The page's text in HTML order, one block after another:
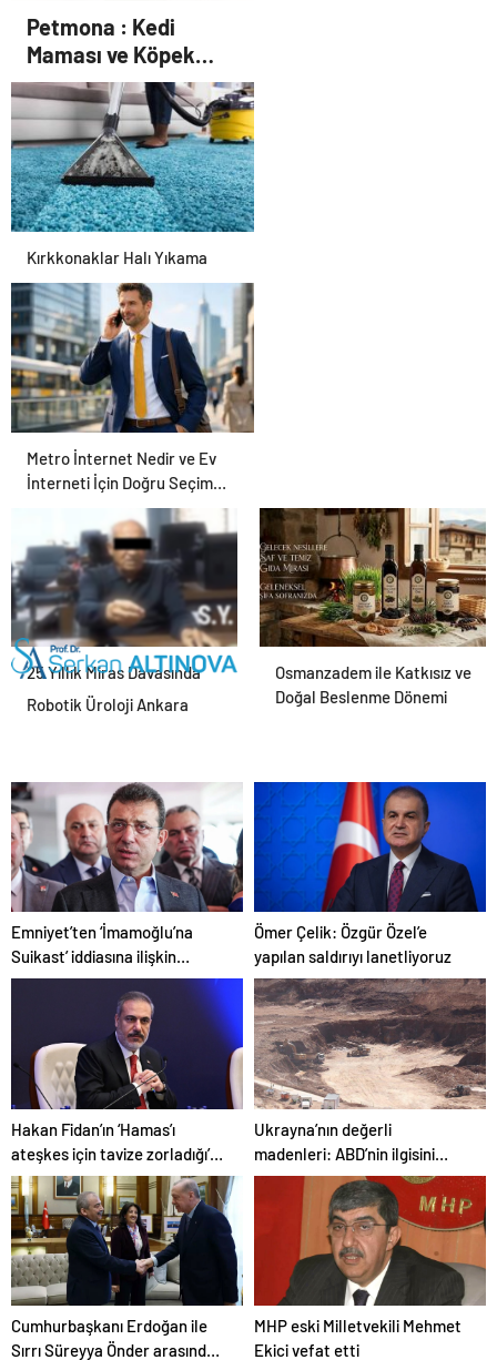
Petmona : Kedi
Maması ve Köpek
Maması İle Tüm Evcil
Hayvan Ürünleri
Kırkkonaklar Halı Yıkama
Metro İnternet Nedir ve Ev
İnterneti İçin Doğru Seçim
25 Yıllık Miras Davasında
Gözler Temmuz Ayındaki
Karar Duruşmasına Çevrildi
Osmanzadem ile Katkısız ve
Doğal Beslenme Dönemi
Robotik Üroloji Ankara
Emniyet’ten ‘İmamoğlu’na
Suikast’ iddiasına ilişkin
açıklama
Ömer Çelik: Özgür Özel’e
yapılan saldırıyı lanetliyoruz
Hakan Fidan’ın ‘Hamas’ı
ateşkes için tavize zorladığı’
iddiasına yalanlama
Ukrayna’nın değerli
madenleri: ABD’nin ilgisini
çeken kritik kaynaklar
Cumhurbaşkanı Erdoğan ile
Sırrı Süreyya Önder arasında 3
MHP eski Milletvekili Mehmet
Ekici vefat etti